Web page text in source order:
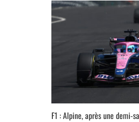
F1 : Alpine, après une demi-